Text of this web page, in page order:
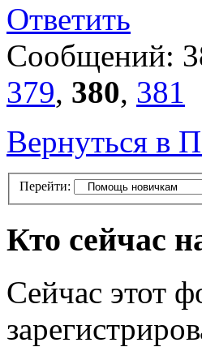
Ответить
Сообщений:
379, 380, 381
Вернуться в
Перейти:
Кто сейчас
Сейчас этот